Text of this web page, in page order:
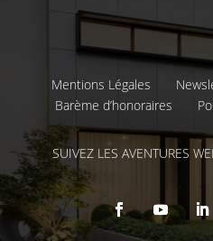
Mentions Légales
Barème d’honoraires
SUIVEZ LES AVENTURES